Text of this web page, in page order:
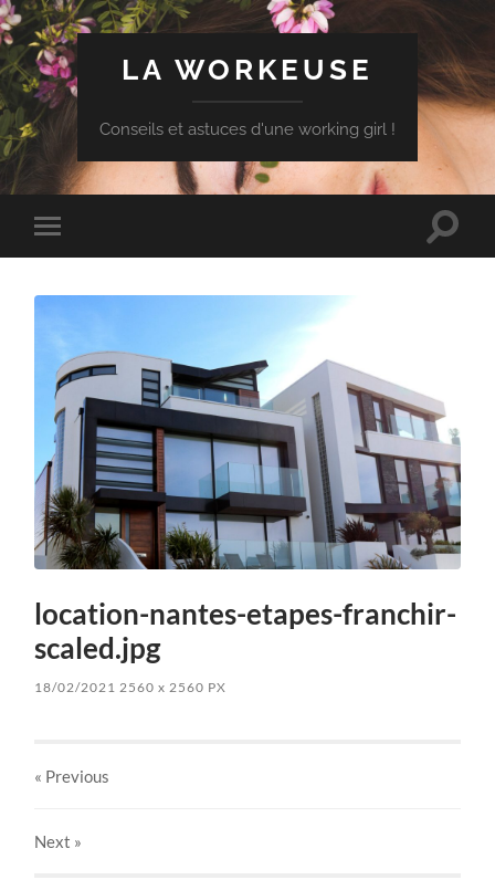
LA WORKEUSE
Conseils et astuces d'une working girl !
Toggle
mobile
Toggle
location-nantes-etapes-franchir-
scaled.jpg
18/02/2021 2560x 2560 PX
« Previous
Next »